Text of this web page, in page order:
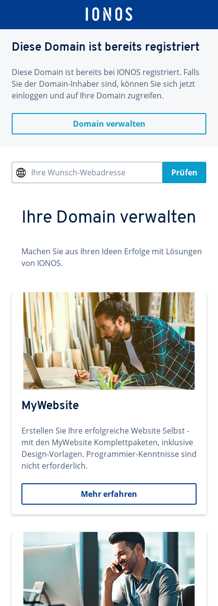
Diese Domain ist bereits registriert
Diese Domain ist bereits bei IONOS registriert. Falls
Sie der Domain-Inhaber sind, können Sie sich jetzt
einloggen und auf Ihre Domain zugreifen.
Domain verwalten
Ihre Wunsch-Webadresse Prüfen
Ihre Domain verwalten
Machen Sie aus Ihren Ideen Erfolge mit Lösungen
von IONOS.
MyWebsite
Erstellen Sie Ihre erfolgreiche Website Selbst -
mit den MyWebsite Komplettpaketen, inklusive
Design-Vorlagen. Programmier-Kenntnisse sind
nicht erforderlich.
Mehr erfahren